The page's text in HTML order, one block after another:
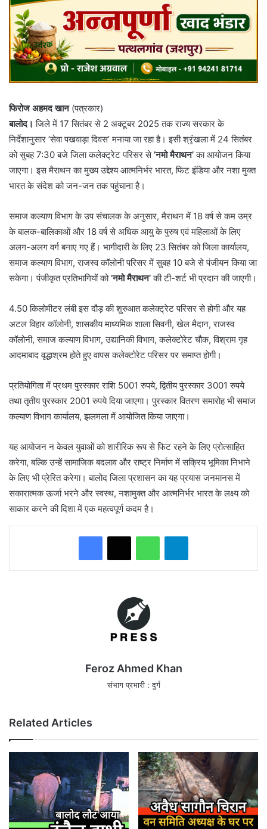
फिरोज अहमद खान(पत्रकार)
बालोद। जिले में 17 सितंबर से 2 अक्टूबर 2025 तक राज्य सरकार के
निर्देशानुसार ’सेवा पखवाड़ा दिवस’ मनाया जा रहा है। इसी श्रृंखला में 24 सितंबर
को सुबह 7:30 बजे जिला कलेक्ट्रेट परिसर से’नमो मैराथन’का आयोजन किया
जाएगा। इस मैराथन का मुख्य उद्देश्य आत्मनिर्भर भारत, फिट इंडिया और नशा मुक्त
भारत के संदेश को जन-जन तक पहुंचाना है।
समाज कल्याण विभाग के उप संचालक के अनुसार, मैराथन में 18 वर्ष से कम उम्र
के बालक-बालिकाओं और 18 वर्ष से अधिक आयु के पुरुष एवं महिलाओं के लिए
अलग-अलग वर्ग बनाए गए हैं। भागीदारी के लिए 23 सितंबर को जिला कार्यालय,
समाज कल्याण विभाग, राजस्व कॉलोनी परिसर में सुबह 10 बजे से पंजीयन किया जा
सकेगा। पंजीकृत प्रतिभागियों को’नमो मैराथन’की टी-शर्ट भी प्रदान की जाएगी।
4.50 किलोमीटर लंबी इस दौड़ की शुरुआत कलेक्ट्रेट परिसर से होगी और यह
अटल विहार कॉलोनी, शासकीय माध्यमिक शाला सिवनी, खेल मैदान, राजस्व
कॉलोनी, समाज कल्याण विभाग, उद्यानिकी विभाग, कलेक्टोरेट चौक, विश्राम गृह
आदमाबाद वृद्धाश्रम होते हुए वापस कलेक्टोरेट परिसर पर समाप्त होगी।
प्रतियोगिता में प्रथम पुरस्कार राशि 5001 रुपये, द्वितीय पुरस्कार 3001 रुपये
तथा तृतीय पुरस्कार 2001 रुपये दिया जाएगा। पुरस्कार वितरण समारोह भी समाज
कल्याण विभाग कार्यालय, झलमला में आयोजित किया जाएगा।
यह आयोजन न केवल युवाओं को शारीरिक रूप से फिट रहने के लिए प्रोत्साहित
करेगा, बल्कि उन्हें सामाजिक बदलाव और राष्ट्र निर्माण में सक्रिय भूमिका निभाने
के लिए भी प्रेरित करेगा। बालोद जिला प्रशासन का यह प्रयास जनमानस में
सकारात्मक ऊर्जा भरने और स्वस्थ, नशामुक्त और आत्मनिर्भर भारत के लक्ष्य को
साकार करने की दिशा में एक महत्वपूर्ण कदम है।
Feroz Ahmed Khan
संभाग प्रभारी : दुर्ग
Related Articles